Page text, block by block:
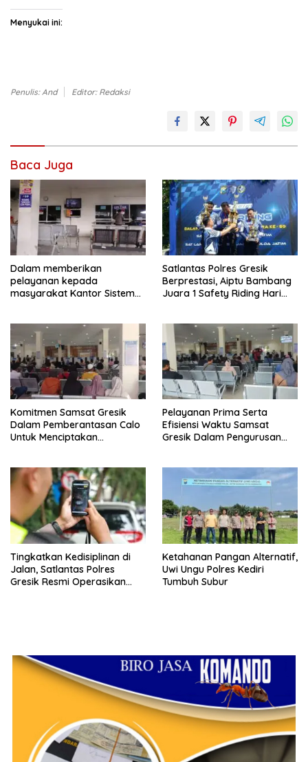
Menyukai ini:
Penulis: And Editor: Redaksi
Baca Juga
Dalam memberikan
pelayanan kepada
masyarakat Kantor Sistem
Satlantas Polres Gresik
Berprestasi, Aiptu Bambang
Juara 1 Safety Riding Hari
Komitmen Samsat Gresik
Dalam Pemberantasan Calo
Untuk Menciptakan
Pelayanan Prima Serta
Efisiensi Waktu Samsat
Gresik Dalam Pengurusan
Tingkatkan Kedisiplinan di
Jalan, Satlantas Polres
Gresik Resmi Operasikan
Ketahanan Pangan Alternatif,
Uwi Ungu Polres Kediri
Tumbuh Subur